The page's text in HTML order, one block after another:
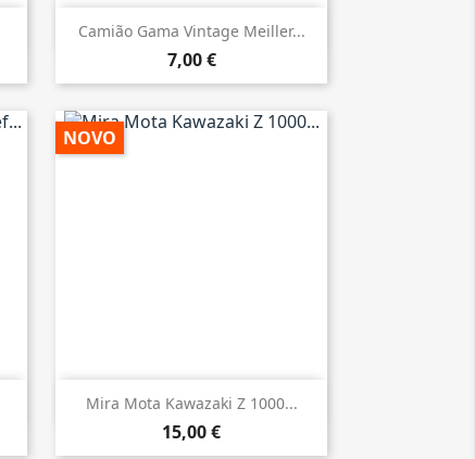
Camião Gama Vintage Meiller...
7,00 €
 Vista rápida
Mira Mota Kawazaki Z 1000...
15,00 €
NOVO
 Vista rápida